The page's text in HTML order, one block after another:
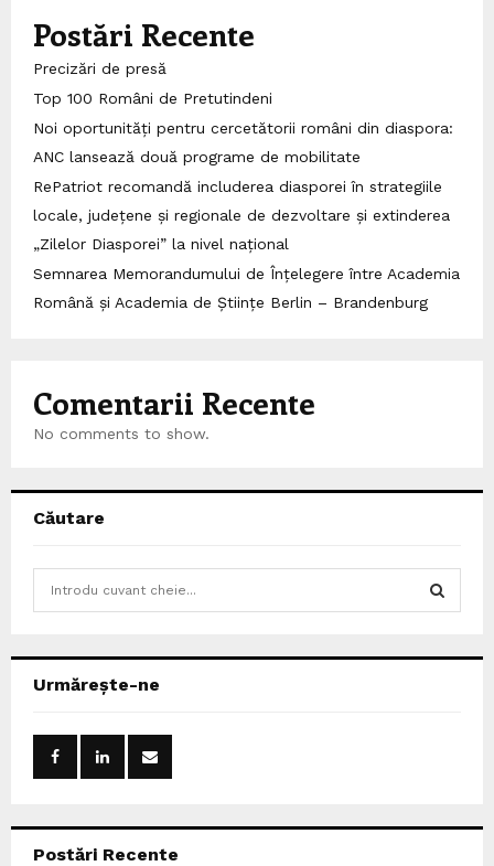
Postări Recente
Precizări de presă
Top 100 Români de Pretutindeni
Noi oportunități pentru cercetătorii români din diaspora:
ANC lansează două programe de mobilitate
RePatriot recomandă includerea diasporei în strategiile
locale, județene și regionale de dezvoltare și extinderea
„Zilelor Diasporei” la nivel național
Semnarea Memorandumului de Înțelegere între Academia
Română și Academia de Științe Berlin – Brandenburg
Comentarii Recente
No comments to show.
Căutare
h
o
Urmărește-ne
Postări Recente